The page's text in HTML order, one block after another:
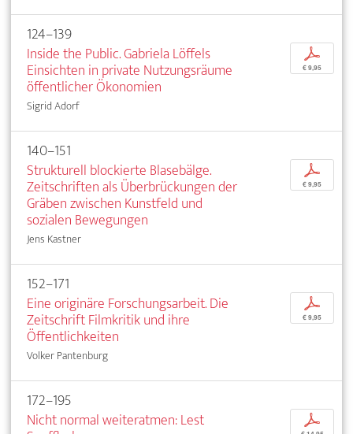
124–139
Inside the Public. Gabriela Löffels
Einsichten in private Nutzungsräume
öffentlicher Ökonomien
Sigrid Adorf
p
€ 9,95
140–151
Strukturell blockierte Blasebälge.
Zeitschriften als Überbrückungen der
Gräben zwischen Kunstfeld und
sozialen Bewegungen
Jens Kastner
p
€ 9,95
152–171
Eine originäre Forschungsarbeit. Die
Zeitschrift Filmkritik und ihre
Öffentlichkeiten
Volker Pantenburg
p
€ 9,95
172–195
Nicht normal weiteratmen: Lest
p